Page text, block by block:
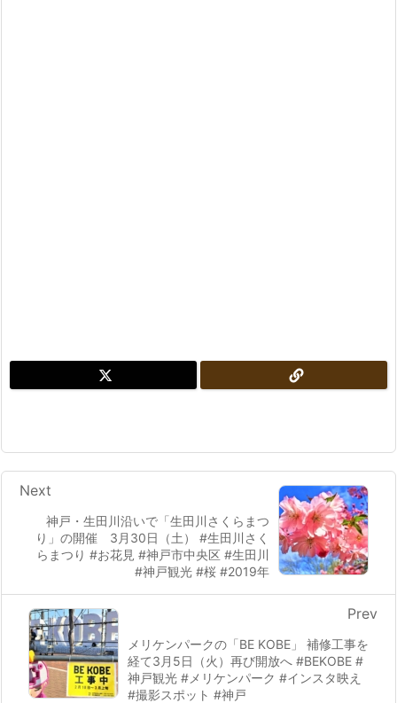
神戸・生田川沿いで「生田川さくらまつ
り」の開催 3月30日（土） #生田川さく
らまつり #お花見 #神戸市中央区 #生田川
#神戸観光 #桜 #2019年
Next
メリケンパークの「BE KOBE」 補修工事を
経て3月5日（火）再び開放へ #BEKOBE #
神戸観光 #メリケンパーク #インスタ映え
#撮影スポット #神戸
Prev